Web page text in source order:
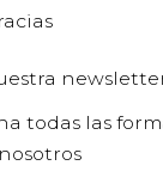
todas las